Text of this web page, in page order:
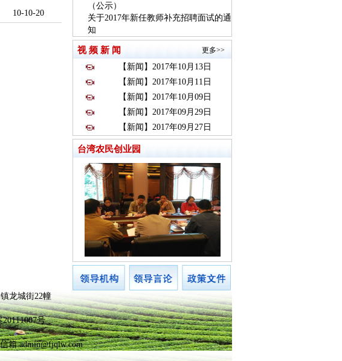
10-10-20
（公示）
关于2017年新任教师补充招聘面试的通
知
视 频 新 闻 更多>>
【新闻】2017年10月13日
【新闻】2017年10月11日
【新闻】2017年10月09日
【新闻】2017年09月29日
【新闻】2017年09月27日
台湾农民创业园
龙城街22幢
号
箱:admin@fjqlw.com